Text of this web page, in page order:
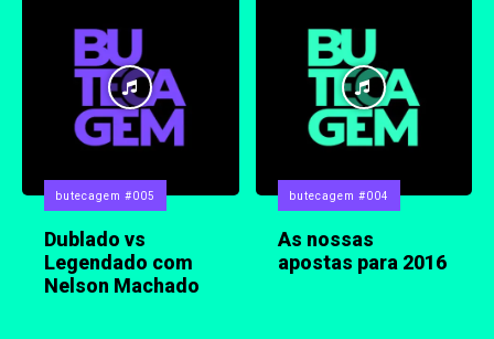
butecagem #005
Dublado vs
Legendado com
Nelson Machado
butecagem #004
As nossas
apostas para 2016